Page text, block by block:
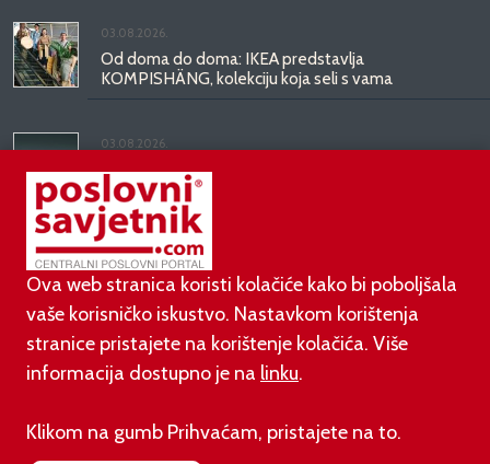
03.08.2026.
Od doma do doma: IKEA predstavlja
KOMPISHÄNG, kolekciju koja seli s vama
03.08.2026.
Kineski BYD predstavio luksuznu limuzinu veću od
Mercedesove S-klase, obećava domet do 1.000
kilometara
Ova web stranica koristi kolačiće kako bi poboljšala
vaše korisničko iskustvo. Nastavkom korištenja
stranice pristajete na korištenje kolačića. Više
informacija dostupno je na linku.
Klikom na gumb Prihvaćam, pristajete na to.